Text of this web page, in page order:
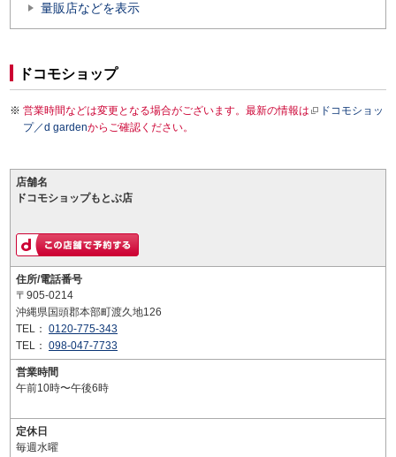
量販店などを表示
ドコモショップ
営業時間などは変更となる場合がございます。最新の情報は
ドコモショッ
プ／d gardenからご確認ください。
店舗名
ドコモショップもとぶ店
住所/電話番号
〒905-0214
沖縄県国頭郡本部町渡久地126
TEL： 0120-775-343
TEL： 098-047-7733
営業時間
午前10時〜午後6時
定休日
毎週水曜